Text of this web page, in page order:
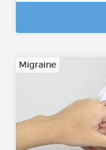
Migraine